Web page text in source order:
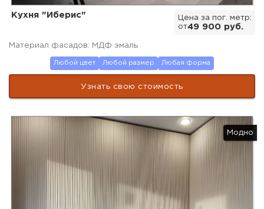
Цена за пог. метр:
от49 900 руб.
Кухня "Иберис"
Материал фасадов: МДФ эмаль
Любой цвет Любой размер Любая форма
Узнать свою стоимость
Модно